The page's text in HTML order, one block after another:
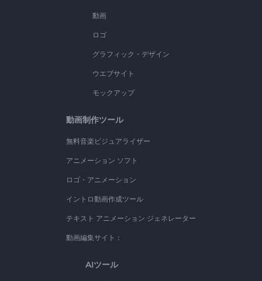
動画
ロゴ
グラフィック・デザイン
ウエブサイト
モックアップ
動画制作ツール
無料音楽ビジュアライザー
アニメーション ソフト
ロゴ・アニメーション
イントロ動画作成ツール
テキスト アニメーション ジェネレーター
動画編集サイト：
AIツール